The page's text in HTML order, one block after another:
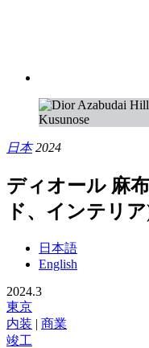
日本2024
ディオール 麻
ド、インテリ
日本語
English
2024.3
東京
内装 | 商業
竣工